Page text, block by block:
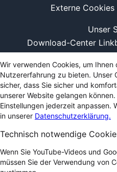
Unser
Download-Center
Externe
Wir verwenden Cookies, um
Nutzererfahrung zu bieten. Unser
sicher, dass Sie sicher und
unserer Website gelangen
Einstellungen jederzeit anpassen.
in unserer Datenschutzerklärung.
Technisch notwendige
Wenn Sie YouTube-Videos und
müssen Sie der Verwendung von